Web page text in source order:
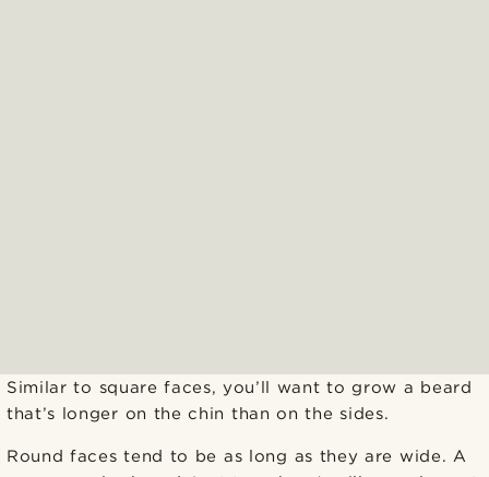
Similar to square faces, you’ll want to grow a beard
that’s longer on the chin than on the sides.
Round faces tend to be as long as they are wide. A